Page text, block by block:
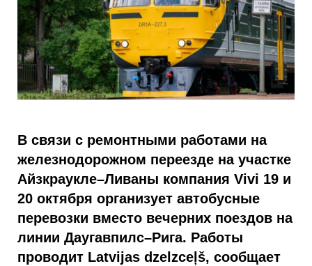
В связи с ремонтными работами на
железнодорожном переезде на участке
Айзкраукле–Ливаны компания Vivi 19 и
20 октября организует автобусные
перевозки вместо вечерних поездов на
линии Даугавпилс–Рига. Работы
проводит Latvijas dzelzceļš, сообщает